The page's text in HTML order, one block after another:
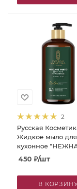
2
Русская
Жидкое мыло
кухонное
ВЕРБЕНА", 600 мл
450 ₽/шт
В